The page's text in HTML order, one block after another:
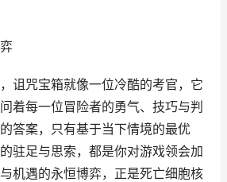
诅咒宝箱就像一位冷酷的考官，它
着每一位冒险者的勇气、技巧与判
答案，只有基于当下情境的最优
驻足与思索，都是你对游戏领会加
机遇的永恒博弈，正是死亡细胞核